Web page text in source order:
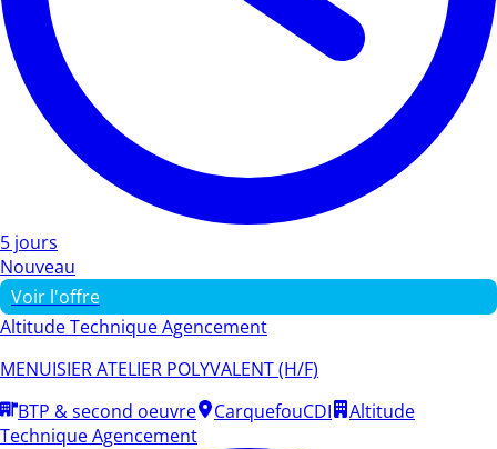
5 jours
Nouveau
Voir l'offre
Altitude Technique Agencement
MENUISIER ATELIER POLYVALENT (H/F)
BTP & second oeuvre
CarquefouCDI
Altitude
Technique Agencement